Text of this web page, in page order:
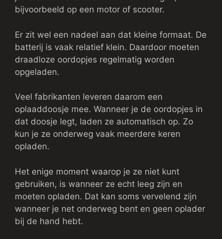
bijvoorbeeld op een motor of scooter.
Er zit wel een nadeel aan dat kleine formaat. De
batterij is vaak relatief klein. Daardoor moeten
draadloze oordopjes regelmatig worden
opgeladen.
Veel fabrikanten leveren daarom een
oplaaddoosje mee. Wanneer je de oordopjes in
dat doosje legt, laden ze automatisch op. Zo
kun je ze onderweg vaak meerdere keren
opladen.
Het enige moment waarop je ze niet kunt
gebruiken, is wanneer ze echt leeg zijn en
moeten opladen. Dat kan soms vervelend zijn
wanneer je net onderweg bent en geen oplader
bij de hand hebt.